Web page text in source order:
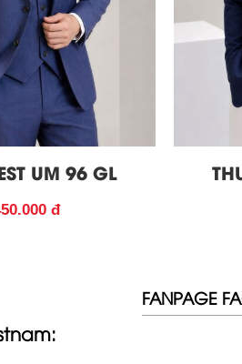
UM 96 GL
đ
FANPAGE